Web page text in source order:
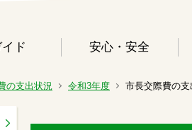
ド 安心・安全
の支出状況 令和3年度 市長交際費の支